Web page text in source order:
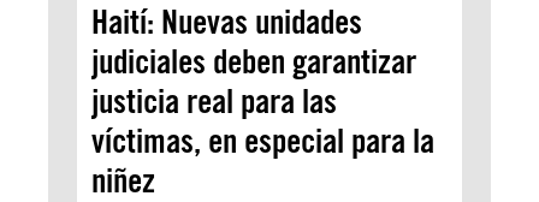
Haití: Nuevas unidades
judiciales deben garantizar
justicia real para las
víctimas, en especial para la
niñez